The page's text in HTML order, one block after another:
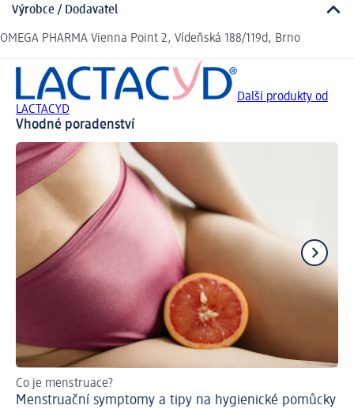
Výrobce / Dodavatel
OMEGA PHARMA Vienna Point 2, Vídeňská 188/119d, Brno
Další produkty od
LACTACYD
Vhodné poradenství
Co je menstruace?
Menstruační symptomy a tipy na hygienické pomůcky